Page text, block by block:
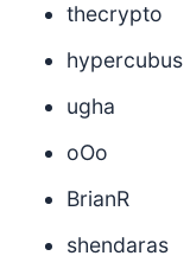
thecrypto
hypercubus
ugha
oOo
BrianR
shendaras